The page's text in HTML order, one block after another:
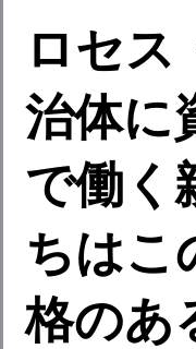
ロセス
治体に
で働く
ちはこ
格のあ